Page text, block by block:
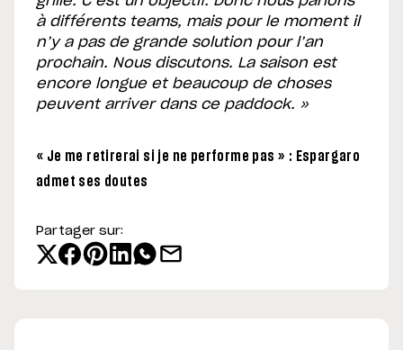
à différents teams, mais pour le moment il
n’y a pas de grande solution pour l’an
prochain. Nous discutons. La saison est
encore longue et beaucoup de choses
peuvent arriver dans ce paddock. »
« Je me retirerai si je ne performe pas » : Espargaro
admet ses doutes
Partager sur: